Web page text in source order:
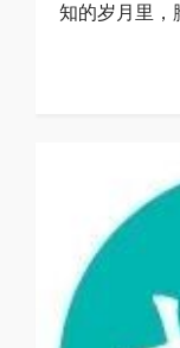
知的岁月里，